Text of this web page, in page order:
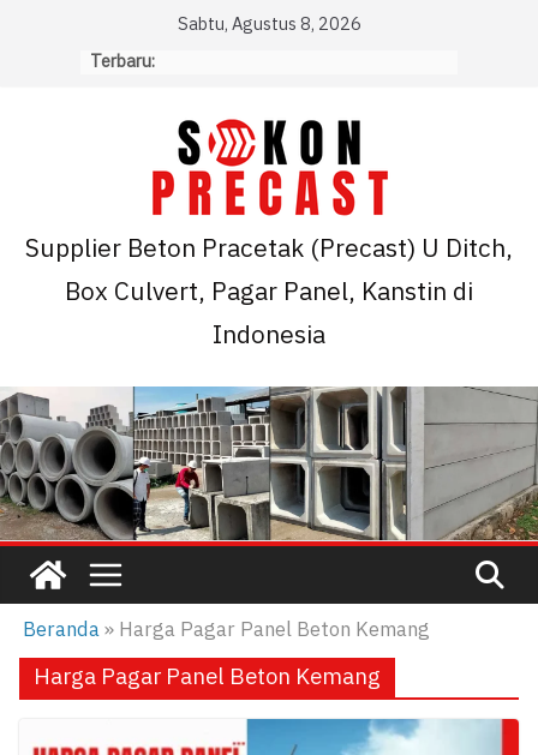
Sabtu, Agustus 8, 2026
Terbaru:
Supplier Beton Pracetak (Precast) U Ditch,
Box Culvert, Pagar Panel, Kanstin di
Indonesia
Beranda» Harga Pagar Panel Beton Kemang
Harga Pagar Panel Beton Kemang